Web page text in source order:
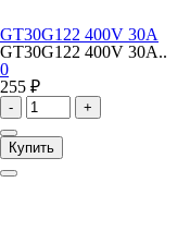
GT30G122 400V 30A
GT30G122 400V 30A..
0
255 ₽
- +
Купить